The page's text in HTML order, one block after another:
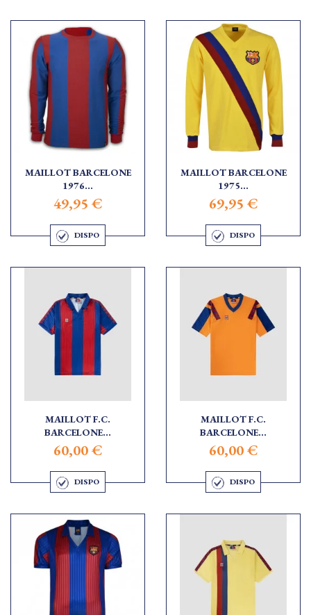
MAILLOT BARCELONE
1976...
49,95 €
DISPO
MAILLOT BARCELONE
1975...
69,95 €
DISPO
MAILLOT F.C.
BARCELONE...
60,00 €
DISPO
MAILLOT F.C.
BARCELONE...
60,00 €
DISPO